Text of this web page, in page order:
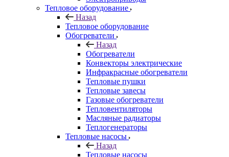
Тепловое оборудование
Назад
Тепловое оборудование
Обогреватели
Назад
Обогреватели
Конвекторы электрические
Инфракрасные обогреватели
Тепловые пушки
Тепловые завесы
Газовые обогреватели
Тепловентиляторы
Масляные радиаторы
Теплогенераторы
Тепловые насосы
Назад
Тепловые насосы